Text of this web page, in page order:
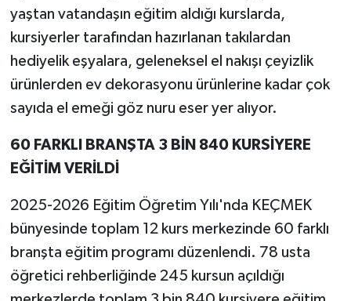
yaştan vatandaşın eğitim aldığı kurslarda,
kursiyerler tarafından hazırlanan takılardan
hediyelik eşyalara, geleneksel el nakışı çeyizlik
ürünlerden ev dekorasyonu ürünlerine kadar çok
sayıda el emeği göz nuru eser yer alıyor.
60 FARKLI BRANŞTA 3 BİN 840 KURSİYERE
EĞİTİM VERİLDİ
2025-2026 Eğitim Öğretim Yılı'nda KEÇMEK
bünyesinde toplam 12 kurs merkezinde 60 farklı
branşta eğitim programı düzenlendi. 78 usta
öğretici rehberliğinde 245 kursun açıldığı